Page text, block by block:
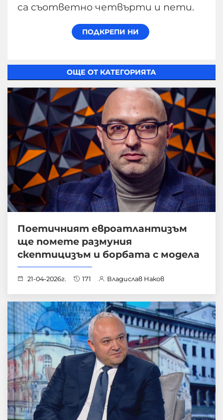
са съответно четвърти и пети.
ОЩЕ ОТ КАТЕГОРИЯТА
Поетичният евроатлантизъм
ще помете размуния
скептицизъм и борбата с модела
21-04-2026г. 171 Владислав Наков